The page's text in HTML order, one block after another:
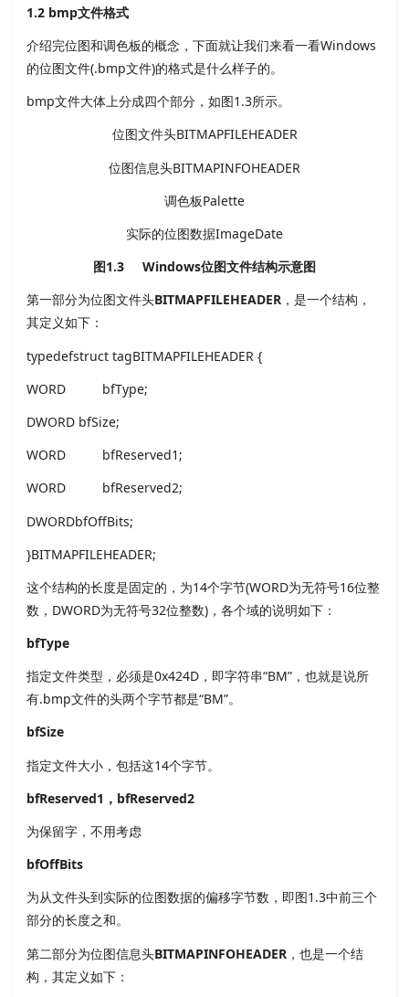
1.2 bmp文件格式
介绍完位图和调色板的概念，下面就让我们来看一看Windows
的位图文件(.bmp文件)的格式是什么样子的。
bmp文件大体上分成四个部分，如图1.3所示。
位图文件头BITMAPFILEHEADER
位图信息头BITMAPINFOHEADER
调色板Palette
实际的位图数据ImageDate
图1.3 Windows位图文件结构示意图
第一部分为位图文件头BITMAPFILEHEADER ，是一个结构，
其定义如下：
typedefstruct tagBITMAPFILEHEADER {
WORD bfType;
DWORD bfSize;
WORD bfReserved1;
WORD bfReserved2;
DWORDbfOffBits;
}BITMAPFILEHEADER;
这个结构的长度是固定的，为14个字节(WORD为无符号16位整
数，DWORD为无符号32位整数)，各个域的说明如下：
bfType
指定文件类型，必须是0x424D，即字符串“BM”，也就是说所
有.bmp文件的头两个字节都是“BM”。
bfSize
指定文件大小，包括这14个字节。
bfReserved1，bfReserved2
为保留字，不用考虑
bfOffBits
为从文件头到实际的位图数据的偏移字节数，即图1.3中前三个
部分的长度之和。
第二部分为位图信息头BITMAPINFOHEADER ，也是一个结
构，其定义如下：